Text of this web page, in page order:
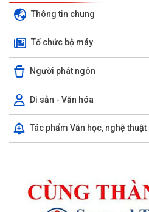
Thông tin chung
Tổ chức bộ máy
Người phát ngôn
Di sản - Văn hóa
Tác phẩm Văn học, nghệ thuật